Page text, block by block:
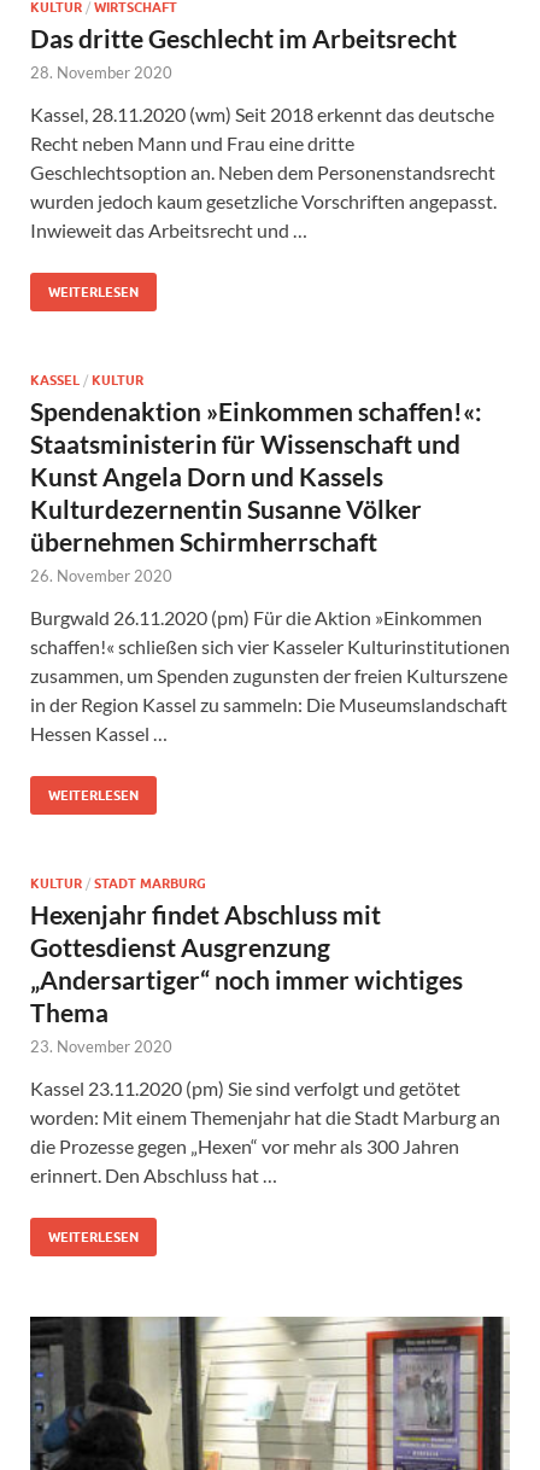
KULTUR / WIRTSCHAFT
Das dritte Geschlecht im Arbeitsrecht
28. November 2020
Kassel, 28.11.2020 (wm) Seit 2018 erkennt das deutsche
Recht neben Mann und Frau eine dritte
Geschlechtsoption an. Neben dem Personenstandsrecht
wurden jedoch kaum gesetzliche Vorschriften angepasst.
Inwieweit das Arbeitsrecht und …
WEITERLESEN
KASSEL / KULTUR
Spendenaktion »Einkommen schaffen!«:
Staatsministerin für Wissenschaft und
Kunst Angela Dorn und Kassels
Kulturdezernentin Susanne Völker
übernehmen Schirmherrschaft
26. November 2020
Burgwald 26.11.2020 (pm) Für die Aktion »Einkommen
schaffen!« schließen sich vier Kasseler Kulturinstitutionen
zusammen, um Spenden zugunsten der freien Kulturszene
in der Region Kassel zu sammeln: Die Museumslandschaft
Hessen Kassel …
WEITERLESEN
KULTUR / STADT MARBURG
Hexenjahr findet Abschluss mit
Gottesdienst Ausgrenzung
„Andersartiger“ noch immer wichtiges
Thema
23. November 2020
Kassel 23.11.2020 (pm) Sie sind verfolgt und getötet
worden: Mit einem Themenjahr hat die Stadt Marburg an
die Prozesse gegen „Hexen“ vor mehr als 300 Jahren
erinnert. Den Abschluss hat …
WEITERLESEN